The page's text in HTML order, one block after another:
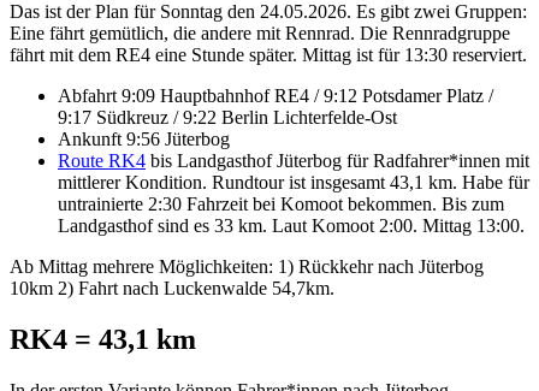
Das ist der Plan für Sonntag den 24.05.2026. Es gibt zwei Gruppen:
Eine fährt gemütlich, die andere mit Rennrad. Die Rennradgruppe
fährt mit dem RE4 eine Stunde später. Mittag ist für 13:30 reserviert.
Abfahrt 9:09 Hauptbahnhof RE4 / 9:12 Potsdamer Platz /
9:17 Südkreuz / 9:22 Berlin Lichterfelde-Ost
Ankunft 9:56 Jüterbog
Route RK4 bis Landgasthof Jüterbog für Radfahrer*innen mit
mittlerer Kondition. Rundtour ist insgesamt 43,1 km. Habe für
untrainierte 2:30 Fahrzeit bei Komoot bekommen. Bis zum
Landgasthof sind es 33 km. Laut Komoot 2:00. Mittag 13:00.
Ab Mittag mehrere Möglichkeiten: 1) Rückkehr nach Jüterbog
10km 2) Fahrt nach Luckenwalde 54,7km.
RK4 = 43,1 km